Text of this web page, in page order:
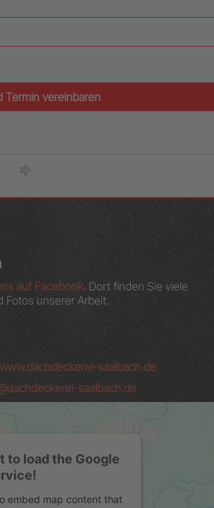
Termin vereinbaren
auf Facebook. Dort finden Sie viele
Fotos unserer Arbeit.
saalbach.de
saalbach.de
to load the Google
embed map content that